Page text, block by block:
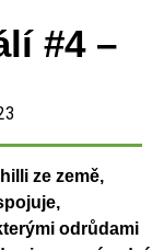
#4 –
ze země,
odrůdami